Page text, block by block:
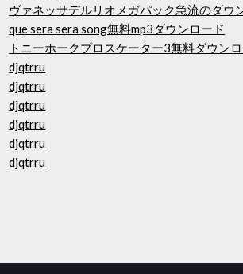
ヴァネッサデルリオメガパック急流のダウ
que sera sera song無料mp3ダウンロード
トニーホークプロスケーター3無料ダウン
djqtrru
djqtrru
djqtrru
djqtrru
djqtrru
djqtrru